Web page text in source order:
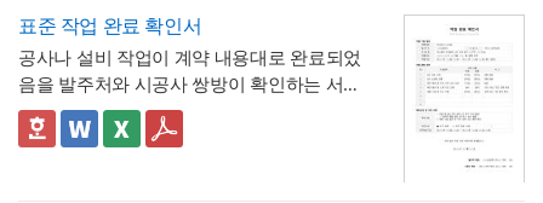
표에 제시된 환산 기준은 1일 8시간(주 40시
간) 근무를 전제로 한 것이므로,소정근로시간
이 다른 사업장이라면 이 기준을 그대로 적용
근로시간이 7시간인 사업장이라면 1시간당
한눈에 확인할 수 있도록 함
2. "급여 지급여부 : 무급(급여 미지급)"이라는
항목을 별도로 명시해, 이 휴직이 유급이 아닌
무급으로 처리되었음을 문서상 명확히 못박
음
3. "회사 내부 규정에 따른 휴직 기준이 적용
되었음을 확인한다"는 문구로, 이 무급휴직이
임의가 아니라 회사의 정식 내부 규정 절차를
거쳐 승인·실시되었음을 명시
4. 확인자(경영지원팀 담당자)의 서명과 회사
직인으로 마무리해, 근로자가 이 문서를 대외
표준 작업 완료 확인서
공사나 설비 작업이 계약 내용대로 완료되었
음을 발주처와 시공사 쌍방이 확인하는 서식
입니다. 작업항목별로 계획 수량과 완료 수량
을 나란히 대조하고, 하자 여부와 하자보증기
✅ 계획 대비 완료 수량 검증 및 하자 확인 관